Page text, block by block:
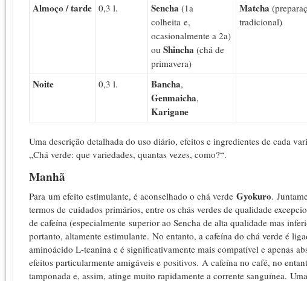
Almoço / tarde 0,3 l. Sencha (1a
colheita e,
ocasionalmente a 2a)
ou Shincha (chá de
primavera)
Matcha
tradicional)
Noite 0,3 l. Bancha,
Genmaicha,
Karigane
Uma descrição detalhada do uso diário, efeitos e ingredientes de cada
„Chá verde: que variedades, quantas vezes, como?“.
Manhã
Para um efeito estimulante, é aconselhado o chá verde Gyokuro. J
termos de cuidados primários, entre os chás verdes de qualidade
de cafeína (especialmente superior ao Sencha de alta qualidade mas
portanto, altamente estimulante. No entanto, a cafeína do chá verde é
aminoácido L-teanina e é significativamente mais compatível e apenas
efeitos particularmente amigáveis e positivos. A cafeína no café, no
tamponada e, assim, atinge muito rapidamente a corrente sanguínea.